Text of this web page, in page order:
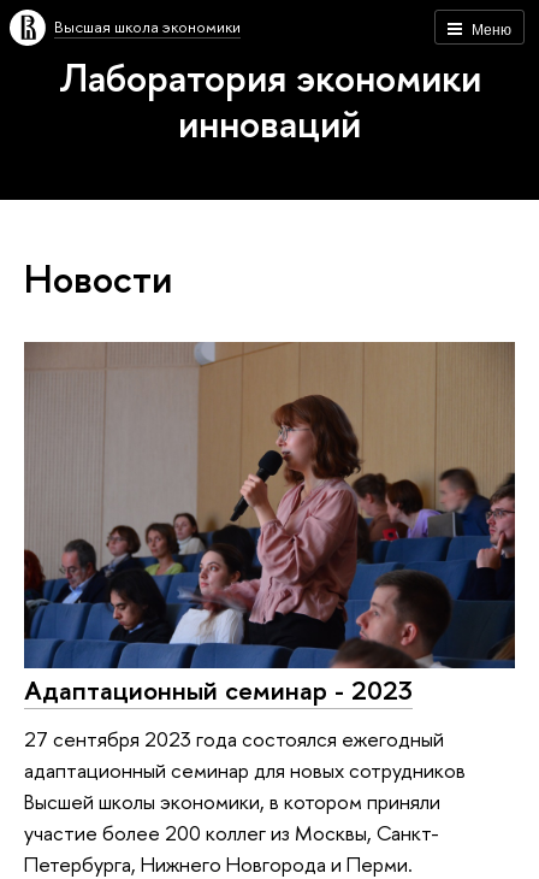
Меню
Высшая школа экономики
Лаборатория экономики
инноваций
Новости
Адаптационный семинар - 2023
27 сентября 2023 года состоялся ежегодный
адаптационный семинар для новых сотрудников
Высшей школы экономики, в котором приняли
участие более 200 коллег из Москвы, Санкт-
Петербурга, Нижнего Новгорода и Перми.